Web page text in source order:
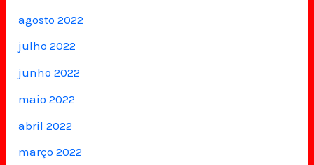
agosto 2022
julho 2022
junho 2022
maio 2022
abril 2022
março 2022